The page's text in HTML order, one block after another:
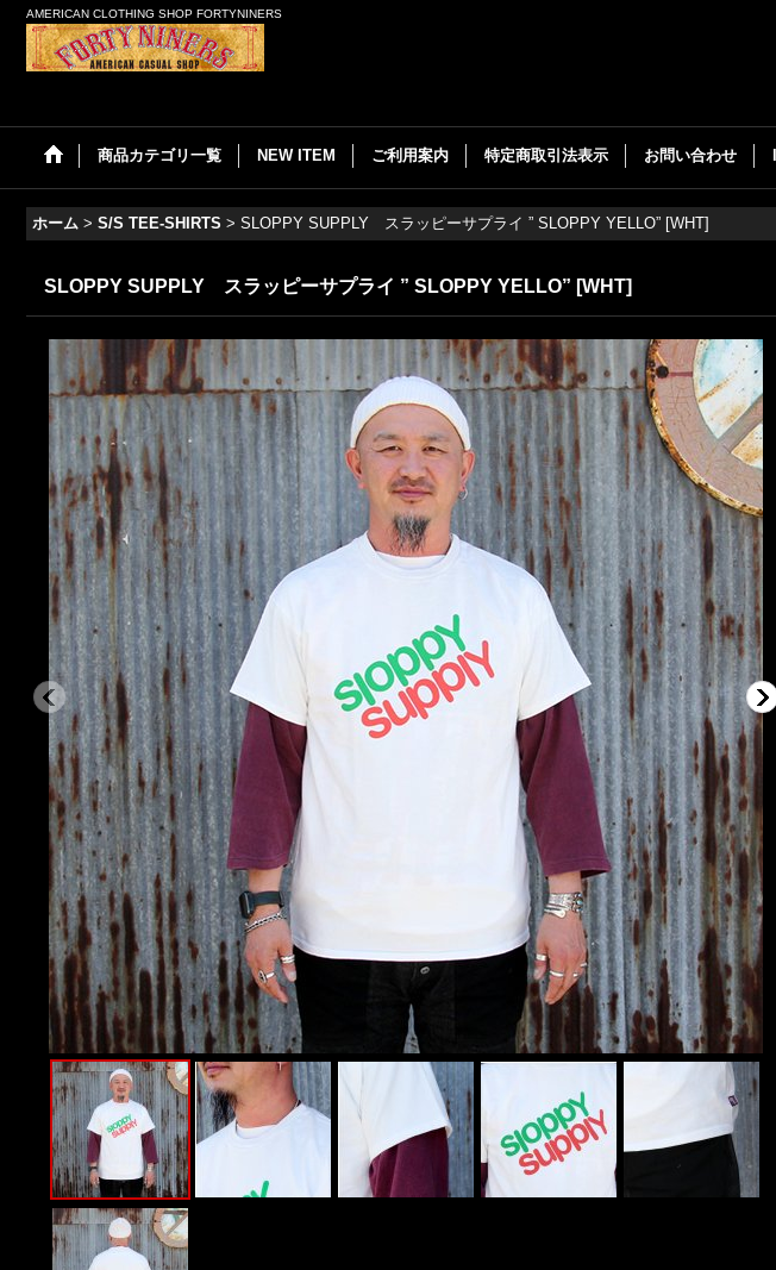
AMERICAN CLOTHING SHOP FORTYNINERS
商品カテゴリ一覧 NEW ITEM ご利用案内 特定商取引法表示 お問い合わせ
ホーム > S/S TEE-SHIRTS > SLOPPY SUPPLY スラッピーサプライ ” SLOPPY YELLO” [WHT]
SLOPPY SUPPLY スラッピーサプライ ” SLOPPY YELLO” [WHT]